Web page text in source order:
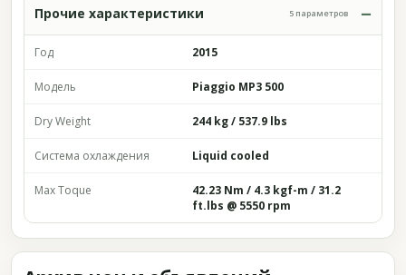
Прочие характеристики 5 параметров
Год 2015
Модель Piaggio MP3 500
Dry Weight 244 kg / 537.9 lbs
Система охлаждения Liquid cooled
Max Toque
42.23 Nm / 4.3 kgf-m / 31.2
ft.lbs @ 5550 rpm